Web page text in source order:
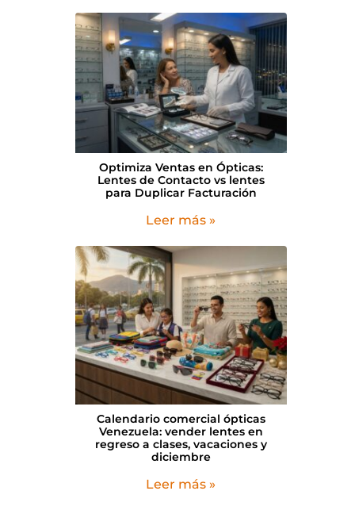
Optimiza Ventas en Ópticas:
Lentes de Contacto vs lentes
para Duplicar Facturación
Leer más »
Calendario comercial ópticas
Venezuela: vender lentes en
regreso a clases, vacaciones y
diciembre
Leer más »